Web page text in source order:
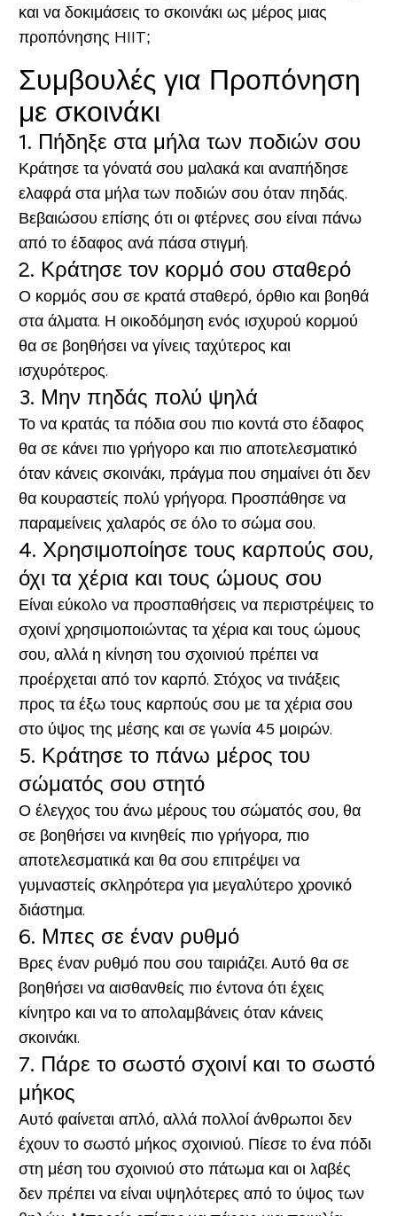
και να δοκιμάσεις το σκοινάκι ως μέρος μιας
προπόνησης HIIT;
Συμβουλές για Προπόνηση
με σκοινάκι
1. Πήδηξε στα μήλα των ποδιών σου
Κράτησε τα γόνατά σου μαλακά και αναπήδησε
ελαφρά στα μήλα των ποδιών σου όταν πηδάς.
Βεβαιώσου επίσης ότι οι φτέρνες σου είναι πάνω
από το έδαφος ανά πάσα στιγμή.
2. Κράτησε τον κορμό σου σταθερό
Ο κορμός σου σε κρατά σταθερό, όρθιο και βοηθά
στα άλματα. Η οικοδόμηση ενός ισχυρού κορμού
θα σε βοηθήσει να γίνεις ταχύτερος και
ισχυρότερος.
3. Μην πηδάς πολύ ψηλά
Το να κρατάς τα πόδια σου πιο κοντά στο έδαφος
θα σε κάνει πιο γρήγορο και πιο αποτελεσματικό
όταν κάνεις σκοινάκι, πράγμα που σημαίνει ότι δεν
θα κουραστείς πολύ γρήγορα. Προσπάθησε να
παραμείνεις χαλαρός σε όλο το σώμα σου.
4. Χρησιμοποίησε τους καρπούς σου,
όχι τα χέρια και τους ώμους σου
Είναι εύκολο να προσπαθήσεις να περιστρέψεις το
σχοινί χρησιμοποιώντας τα χέρια και τους ώμους
σου, αλλά η κίνηση του σχοινιού πρέπει να
προέρχεται από τον καρπό. Στόχος να τινάξεις
προς τα έξω τους καρπούς σου με τα χέρια σου
στο ύψος της μέσης και σε γωνία 45 μοιρών.
5. Κράτησε το πάνω μέρος του
σώματός σου στητό
Ο έλεγχος του άνω μέρους του σώματός σου, θα
σε βοηθήσει να κινηθείς πιο γρήγορα, πιο
αποτελεσματικά και θα σου επιτρέψει να
γυμναστείς σκληρότερα για μεγαλύτερο χρονικό
διάστημα.
6. Μπες σε έναν ρυθμό
Βρες έναν ρυθμό που σου ταιριάζει. Αυτό θα σε
βοηθήσει να αισθανθείς πιο έντονα ότι έχεις
κίνητρο και να το απολαμβάνεις όταν κάνεις
σκοινάκι.
7. Πάρε το σωστό σχοινί και το σωστό
μήκος
Αυτό φαίνεται απλό, αλλά πολλοί άνθρωποι δεν
έχουν το σωστό μήκος σχοινιού. Πίεσε το ένα πόδι
στη μέση του σχοινιού στο πάτωμα και οι λαβές
δεν πρέπει να είναι υψηλότερες από το ύψος των